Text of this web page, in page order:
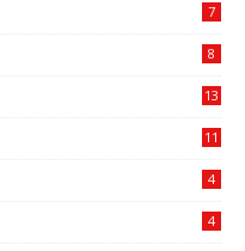
7
8
13
11
4
4